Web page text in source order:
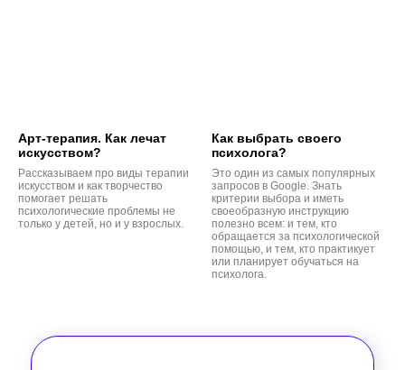
Арт-терапия. Как лечат
искусством?
Рассказываем про виды терапии
искусством и как творчество
помогает решать
психологические проблемы не
только у детей, но и у взрослых.
Как выбрать своего
психолога?
Это один из самых популярных
запросов в Google. Знать
критерии выбора и иметь
своеобразную инструкцию
полезно всем: и тем, кто
обращается за психологической
помощью, и тем, кто практикует
или планирует обучаться на
психолога.